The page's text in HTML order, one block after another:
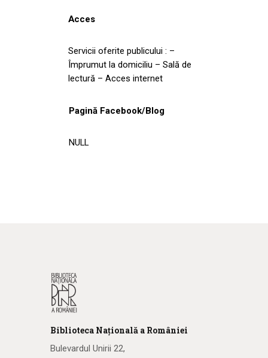
Acces
Servicii oferite publicului : –
Împrumut la domiciliu – Sală de
lectură – Acces internet
Pagină Facebook/Blog
NULL
Biblioteca Națională a României
Bulevardul Unirii 22,